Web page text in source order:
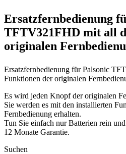
Ersatzfernbedienung
TFTV321FHD mit all
originalen
Ersatzfernbedienung fürPalsonic
Funktionen der originalen
Es wird jeden Knopf der originalen
Sie werden es mit den installierten
Fernbedienung erhalten.
Tun Sie einfach nur Batterien rein
12 Monate Garantie.
Suchen